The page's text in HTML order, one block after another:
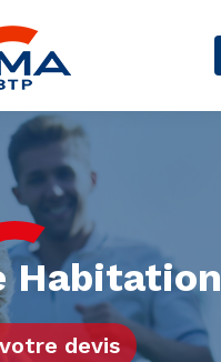
Habitation
devis